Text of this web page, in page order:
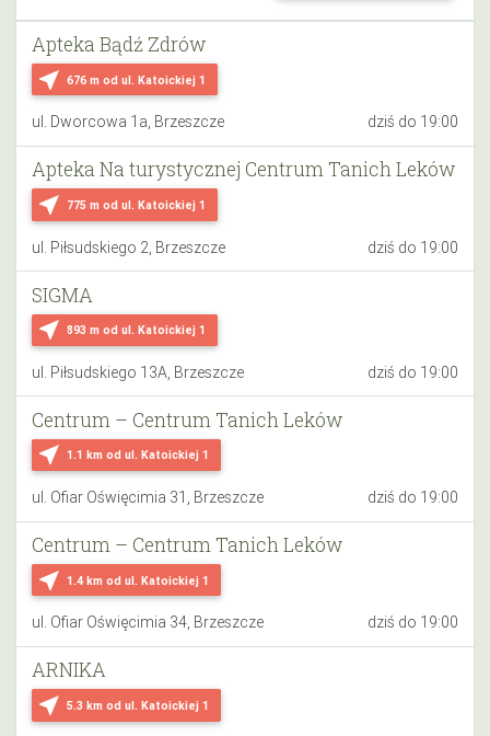
near_me 676 m od ul. Katoickiej 1
Apteka Bądź Zdrów
ul. Dworcowa 1a, Brzeszcze dziś do 19:00
near_me 775 m od ul. Katoickiej 1
Apteka Na turystycznej Centrum Tanich Leków
ul. Piłsudskiego 2, Brzeszcze dziś do 19:00
near_me 893 m od ul. Katoickiej 1
SIGMA
ul. Piłsudskiego 13A, Brzeszcze dziś do 19:00
near_me 1.1 km od ul. Katoickiej 1
Centrum – Centrum Tanich Leków
ul. Ofiar Oświęcimia 31, Brzeszcze dziś do 19:00
near_me 1.4 km od ul. Katoickiej 1
Centrum – Centrum Tanich Leków
ul. Ofiar Oświęcimia 34, Brzeszcze dziś do 19:00
near_me 5.3 km od ul. Katoickiej 1
ARNIKA